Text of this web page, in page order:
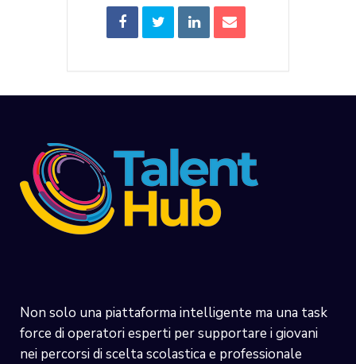
Non solo una piattaforma intelligente ma una task
force di operatori esperti per supportare i giovani
nei percorsi di scelta scolastica e professionale